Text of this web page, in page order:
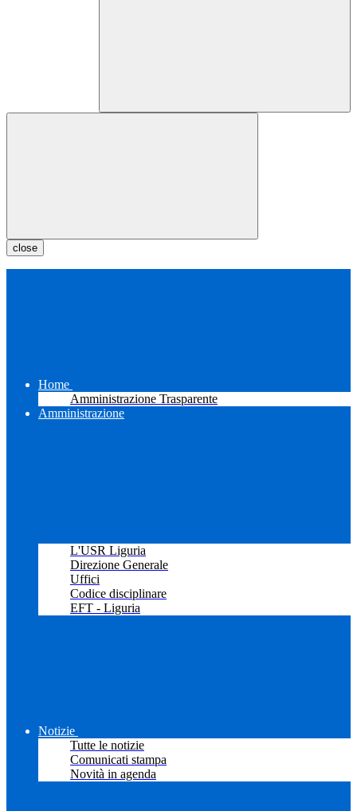
close
Home
Amministrazione Trasparente
Amministrazione
L'USR Liguria
Direzione Generale
Uffici
Codice disciplinare
EFT - Liguria
Notizie
Tutte le notizie
Comunicati stampa
Novità in agenda